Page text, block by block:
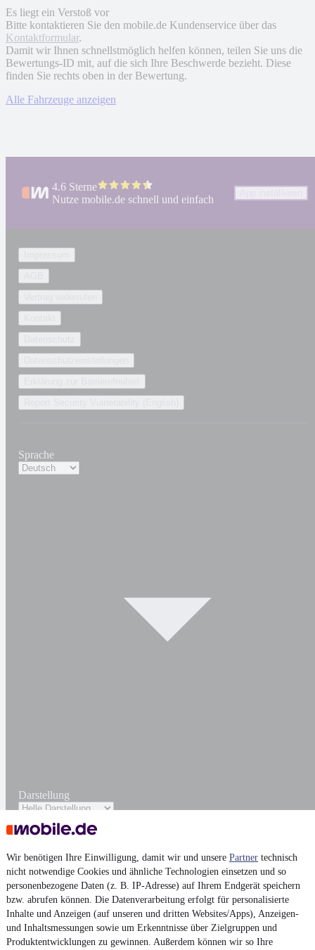
Wir benötigen Ihre Einwilligung, damit wir und unsere Partner technisch
nicht notwendige Cookies und ähnliche Technologien einsetzen und so
personenbezogene Daten (z. B. IP-Adresse) auf Ihrem Endgerät speichern
bzw. abrufen können. Die Datenverarbeitung erfolgt für personalisierte
Inhalte und Anzeigen (auf unseren und dritten Websites/Apps), Anzeigen-
und Inhaltsmessungen sowie um Erkenntnisse über Zielgruppen und
Produktentwicklungen zu gewinnen. Außerdem können wir so Ihre
Es liegt ein Verstoß vor
Bitte kontaktieren Sie den mobile.de Kundenservice über das
Kontaktformular.
Damit wir Ihnen schnellstmöglich helfen können, teilen Sie uns die
Bewertungs-ID mit, auf die sich Ihre Beschwerde bezieht. Diese
finden Sie rechts oben in der Bewertung.
Alle Fahrzeuge anzeigen
4.6 Sterne
Nutze mobile.de schnell und einfach
Sprache
Darstellung